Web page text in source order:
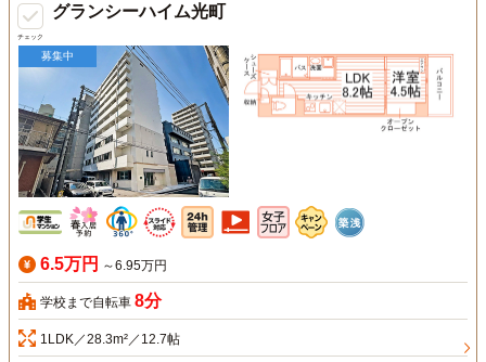
チェック
グランシーハイム光町
募集中
6.5万円 ～6.95万円
学校まで自転車 8分
1LDK／28.3m²／12.7帖